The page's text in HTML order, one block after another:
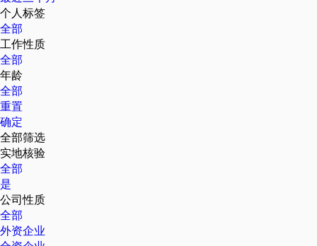
个人标签
全部
工作性质
全部
年龄
全部
重置
确定
全部筛选
实地核验
全部
是
公司性质
全部
外资企业